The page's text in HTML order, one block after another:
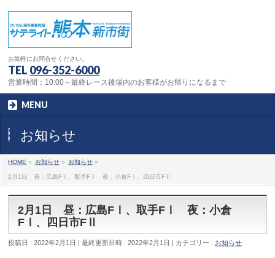
お気軽にお問合せください。
TEL 096-352-6000
営業時間：10:00～最終レース後場内のお客様がお帰りになるまで
MENU
お知らせ
HOME » お知らせ » お知らせ »
2月1日 昼：広島FⅠ、取手FⅠ 夜：小倉FⅠ、四日市FⅡ
2月1日 昼：広島FⅠ、取手FⅠ 夜：小倉
FⅠ、四日市FⅡ
投稿日 : 2022年2月1日 最終更新日時 : 2022年2月1日 カテゴリー : お知らせ